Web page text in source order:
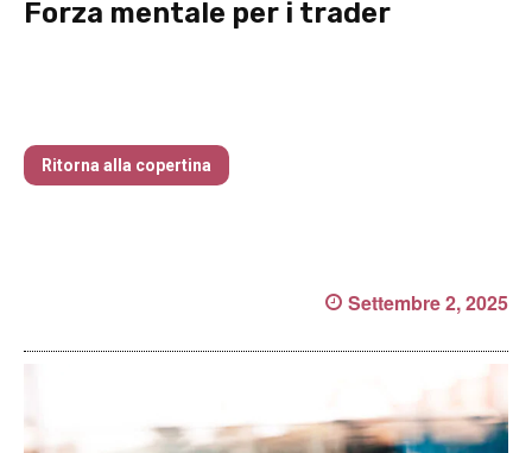
Forza mentale per i trader
Ritorna alla copertina
Settembre 2, 2025